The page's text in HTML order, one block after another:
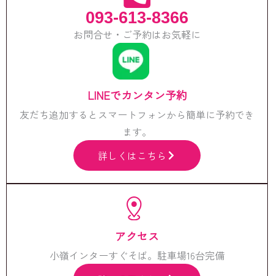
093-613-8366
お問合せ・ご予約はお気軽に
LINEでカンタン予約
友だち追加するとスマートフォンから簡単に予約でき
ます。
詳しくはこちら
アクセス
小嶺インターすぐそば。駐車場16台完備